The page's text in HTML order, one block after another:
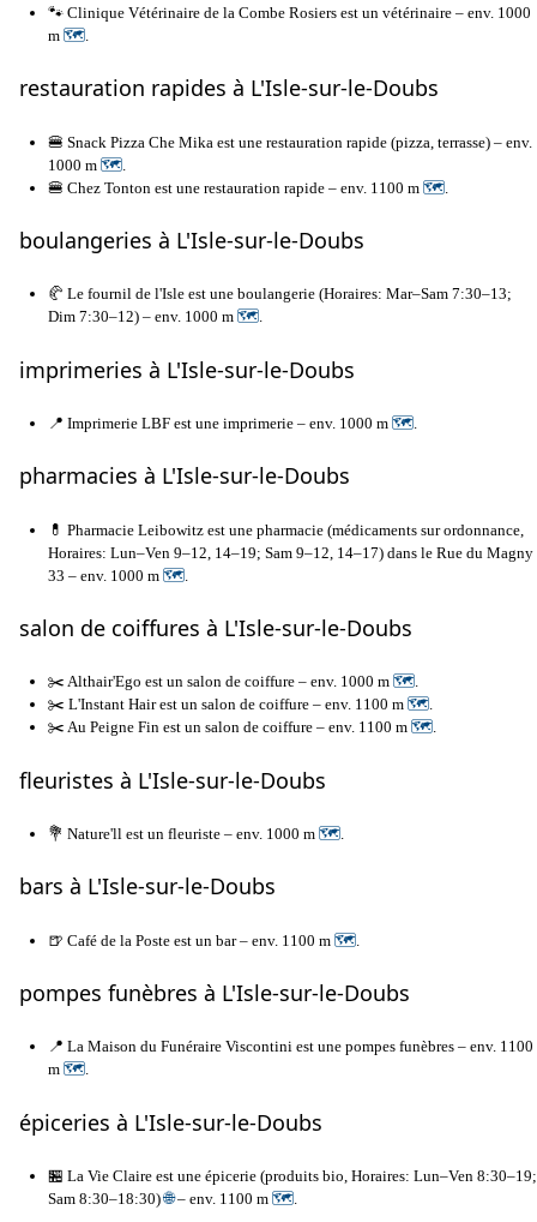
🐾 Clinique Vétérinaire de la Combe Rosiers est un vétérinaire – env. 1000
m 🗺.
restauration rapides à L'Isle-sur-le-Doubs
🍔 Snack Pizza Che Mika est une restauration rapide (pizza, terrasse) – env.
1000 m 🗺
🍔 Chez Tonton est une restauration rapide – env. 1100 m 🗺
boulangeries à L'Isle-sur-le-Doubs
🥐 Le fournil de l'Isle est une boulangerie (Horaires: Mar–Sam 7:30–13;
Dim 7:30–12) – env. 1000 m 🗺.
imprimeries à L'Isle-sur-le-Doubs
📍 Imprimerie LBF est une imprimerie – env. 1000 m 🗺.
pharmacies à L'Isle-sur-le-Doubs
💊 Pharmacie Leibowitz est une pharmacie (médicaments sur ordonnance,
Horaires: Lun–Ven 9–12, 14–19; Sam 9–12, 14–17) dans le Rue du Magny
33 – env. 1000 m 🗺
salon de coiffures à L'Isle-sur-le-Doubs
✂️ Althair'Ego est un salon de coiffure – env. 1000 m 🗺.
✂️ L'Instant Hair est un salon de coiffure – env. 1100 m 🗺.
✂️ Au Peigne Fin est un salon de coiffure – env. 1100 m 🗺.
fleuristes à L'Isle-sur-le-Doubs
💐 Nature'll est un fleuriste – env. 1000 m 🗺
bars à L'Isle-sur-le-Doubs
🍺 Café de la Poste est un bar – env. 1100 m 🗺
pompes funèbres à L'Isle-sur-le-Doubs
📍 La Maison du Funéraire Viscontini est une pompes funèbres – env. 1100
m 🗺.
épiceries à L'Isle-sur-le-Doubs
🏪 La Vie Claire est une épicerie (produits bio, Horaires: Lun–Ven 8:30–19;
Sam 8:30–18:30)🌐– env. 1100 m 🗺